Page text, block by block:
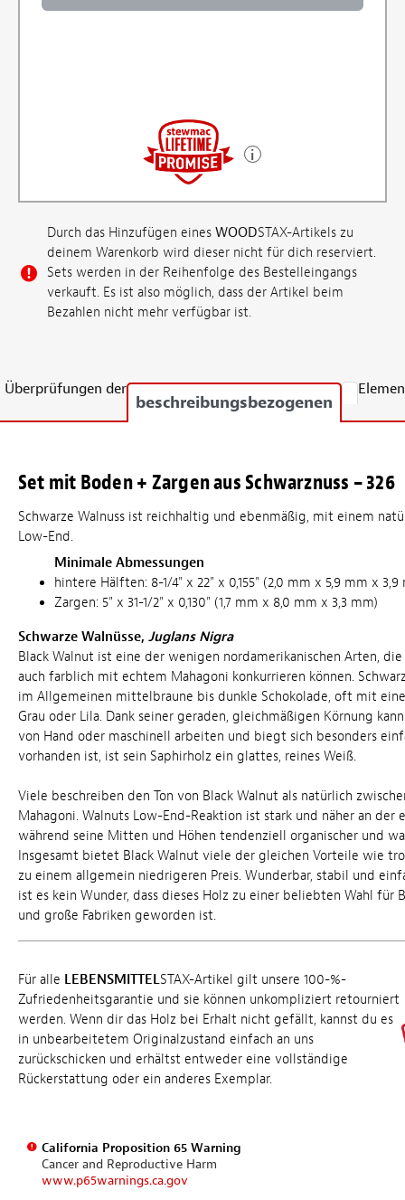
Durch das Hinzufügen eines WOODSTAX-Artikels zu
deinem Warenkorb wird dieser nicht für dich reserviert.
Sets werden in der Reihenfolge des Bestelleingangs
verkauft. Es ist also möglich, dass der Artikel beim
Bezahlen nicht mehr verfügbar ist.
Überprüfungen der
beschreibungsbezogenen
Set mit Boden + Zargen aus Schwarznuss – 326
Schwarze Walnuss ist reichhaltig und ebenmäßig, mit einem
Low-End.
Minimale Abmessungen
hintere Hälften: 8-1/4" x 22" x 0,155" (2,0 mm x 5,9 mm x 3,9
Zargen: 5" x 31-1/2" x 0,130" (1,7 mm x 8,0 mm x 3,3 mm)
Schwarze Walnüsse, Juglans Nigra
Black Walnut ist eine der wenigen nordamerikanischen Arten,
auch farblich mit echtem Mahagoni konkurrieren können.
im Allgemeinen mittelbraune bis dunkle Schokolade, oft mit
Grau oder Lila. Dank seiner geraden, gleichmäßigen Körnung
von Hand oder maschinell arbeiten und biegt sich besonders
vorhanden ist, ist sein Saphirholz ein glattes, reines Weiß.
Viele beschreiben den Ton von Black Walnut als natürlich
Mahagoni. Walnuts Low-End-Reaktion ist stark und näher an der
während seine Mitten und Höhen tendenziell organischer und
Insgesamt bietet Black Walnut viele der gleichen Vorteile wie
zu einem allgemein niedrigeren Preis. Wunderbar, stabil und
ist es kein Wunder, dass dieses Holz zu einer beliebten Wahl für
und große Fabriken geworden ist.
Für alle LEBENSMITTELSTAX-Artikel gilt unsere 100-%-
Zufriedenheitsgarantie und sie können unkompliziert retourniert
werden. Wenn dir das Holz bei Erhalt nicht gefällt, kannst du es
in unbearbeitetem Originalzustand einfach an uns
zurückschicken und erhältst entweder eine vollständige
Rückerstattung oder ein anderes Exemplar.
California Proposition 65 Warning
Cancer and Reproductive Harm
www.p65warnings.ca.gov